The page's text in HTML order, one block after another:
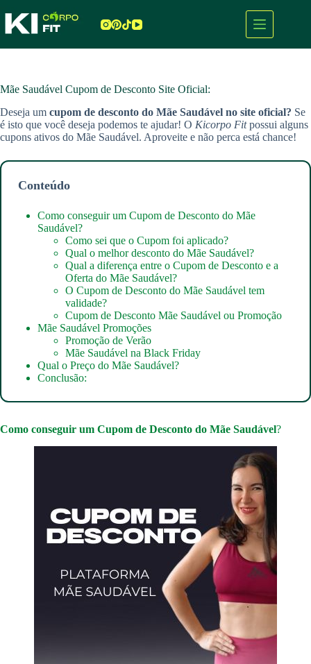
para
Mãe Saudável Cupom de Desconto Site Oficial:
Deseja um cupom de desconto do Mãe Saudável no site oficial? Se
é isto que você deseja podemos te ajudar! O Kicorpo Fitpossui alguns
cupons ativos do Mãe Saudável. Aproveite e não perca está chance!
Conteúdo
Como conseguir um Cupom de Desconto do Mãe
Saudável?
Como sei que o Cupom foi aplicado?
Qual o melhor desconto do Mãe Saudável?
Qual a diferença entre o Cupom de Desconto e a
Oferta do Mãe Saudável?
O Cupom de Desconto do Mãe Saudável tem
validade?
Cupom de Desconto Mãe Saudável ou Promoção
Mãe Saudável Promoções
Promoção de Verão
Mãe Saudável na Black Friday
Qual o Preço do Mãe Saudável?
Conclusão:
Como conseguir um Cupom de Desconto do Mãe Saudável?